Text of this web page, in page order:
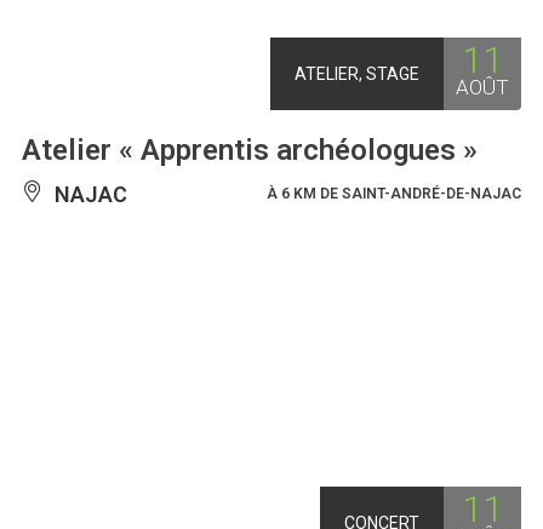
ATELIER, STAGE 11
AOÛT
Atelier « Apprentis archéologues »
NAJAC À 6 KM DE SAINT-ANDRÉ-DE-NAJAC
CONCERT 11